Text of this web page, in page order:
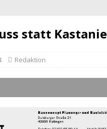
statt Kastanie
Redaktion